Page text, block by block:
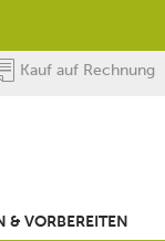
Kauf auf Rechnung
& VORBEREITEN